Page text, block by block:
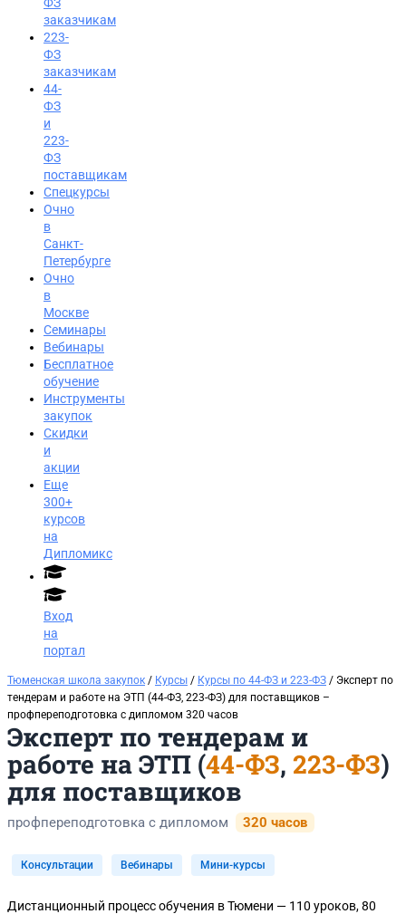
Вход на портал
8 (800) 200-24-26
Заказать звонок
заказчикам
223-
ФЗ
заказчикам
44-
ФЗ
и
223-
ФЗ
поставщикам
Спецкурсы
Очно
в
Санкт-
Петербурге
Очно
в
Москве
Семинары
Вебинары
Бесплатное
обучение
Инструменты
закупок
Скидки
и
акции
Еще
300+
курсов
на
Дипломикс
Вход
на
портал
Тюменская школа закупок / Курсы / Курсы по 44-ФЗ и 223-ФЗ / Эксперт по
тендерам и работе на ЭТП (44-ФЗ, 223-ФЗ) для поставщиков​ –
профпереподготовка с дипломом 320 часов
Эксперт по тендерам и
работе на ЭТП (44-ФЗ, 223-ФЗ)
для поставщиков
профпереподготовка с дипломом 320 часов
Консультации Вебинары Мини-курсы
Дистанционный процесс обучения в Тюмени — 110 уроков, 80